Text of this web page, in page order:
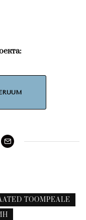
TOOMPEALE